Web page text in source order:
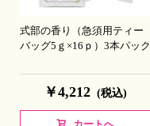
式部の香り（急須用ティー
バッグ5ｇ×16ｐ）3本パック
￥4,212 (税込)